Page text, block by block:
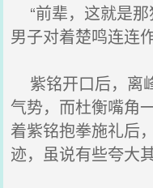
“前辈，这就是那
男子对着楚鸣连连作
紫铭开口后，离
气势，而杜衡嘴角
着紫铭抱拳施礼后
迹，虽说有些夸大